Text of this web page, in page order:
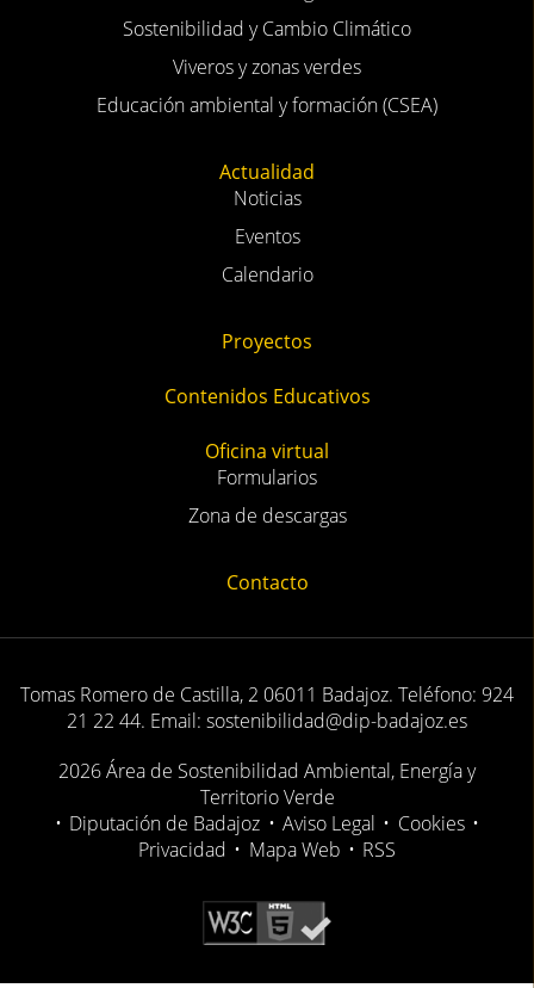
Sostenibilidad y Cambio Climático
Viveros y zonas verdes
Educación ambiental y formación (CSEA)
Actualidad
Noticias
Eventos
Calendario
Proyectos
Contenidos Educativos
Oficina virtual
Formularios
Zona de descargas
Contacto
Tomas Romero de Castilla, 2 06011 Badajoz. Teléfono: 924
21 22 44. Email: sostenibilidad@dip-badajoz.es
2026 Área de Sostenibilidad Ambiental, Energía y
Territorio Verde
• Diputación de Badajoz • Aviso Legal • Cookies •
Privacidad • Mapa Web • RSS